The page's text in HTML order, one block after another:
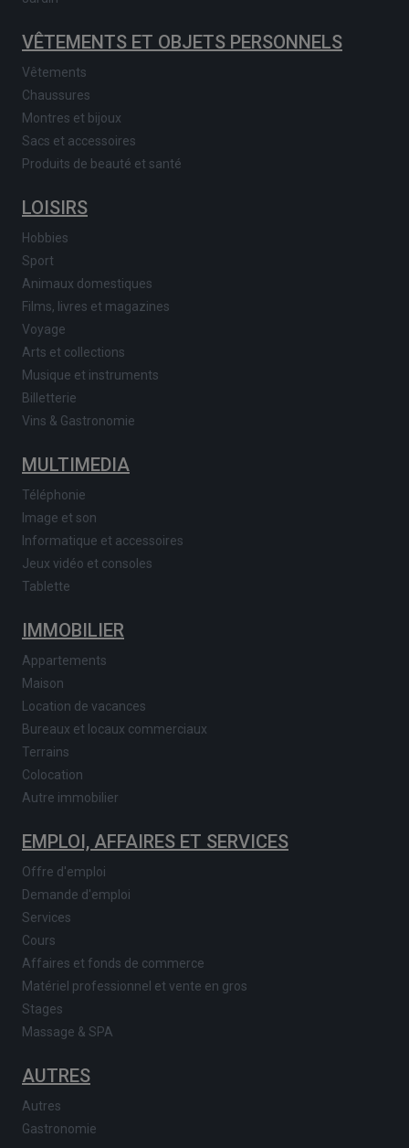
VÊTEMENTS ET OBJETS PERSONNELS
Vêtements
Chaussures
Montres et bijoux
Sacs et accessoires
Produits de beauté et santé
LOISIRS
Hobbies
Sport
Animaux domestiques
Films, livres et magazines
Voyage
Arts et collections
Musique et instruments
Billetterie
Vins & Gastronomie
MULTIMEDIA
Téléphonie
Image et son
Informatique et accessoires
Jeux vidéo et consoles
Tablette
IMMOBILIER
Appartements
Maison
Location de vacances
Bureaux et locaux commerciaux
Terrains
Colocation
Autre immobilier
EMPLOI, AFFAIRES ET SERVICES
Offre d'emploi
Demande d'emploi
Services
Cours
Affaires et fonds de commerce
Matériel professionnel et vente en gros
Stages
Massage & SPA
AUTRES
Autres
Gastronomie